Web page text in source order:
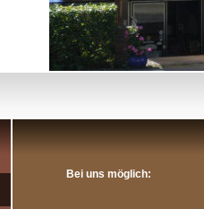
Bei uns möglich: